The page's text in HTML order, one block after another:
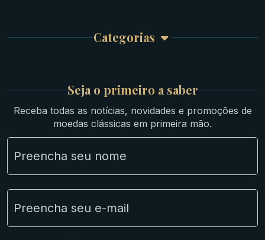
Atendimento
Categorias
Ouro
Ibéricas
Lotes Grandes
Material Numismático
NGC e NNC Encapsuladas
Novidades
Seja o primeiro a saber
Receba todas as notícias, novidades e promoções de
moedas clássicas em primeira mão.